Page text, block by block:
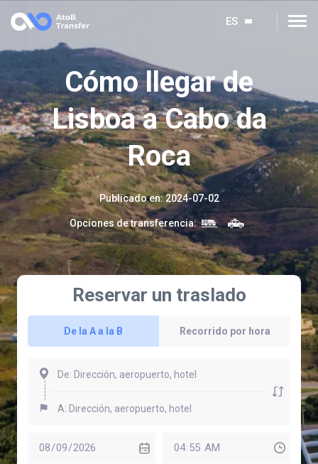
ES
Cómo llegar de
Lisboa a Cabo da
Roca
Publicado en:2024-07-02
Opciones de transferencia:
Reservar un traslado
De la A a la B Recorrido por hora